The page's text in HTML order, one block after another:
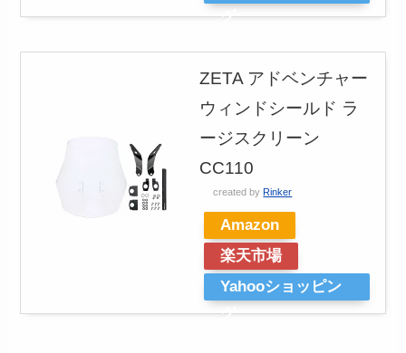
グ
ZETA アドベンチャー
ウィンドシールド ラ
ージスクリーン
CC110
created by Rinker
Amazon
楽天市場
Yahooショッピン
グ